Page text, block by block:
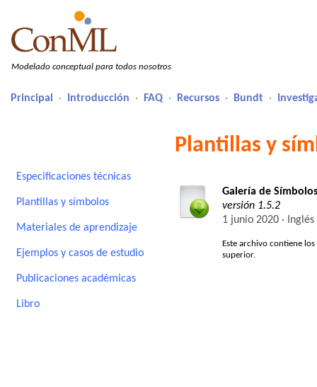
Modelado conceptual para todos nosotros
Principal · Introducción · FAQ · Recursos · Bundt ·
Plantillas y
Especificaciones técnicas
Plantillas y símbolos
Materiales de aprendizaje
Ejemplos y casos de estudio
Publicaciones académicas
Libro
Galería de
versión 1.5.2
1 junio 2020 · Inglés
Este archivo contiene
superior.